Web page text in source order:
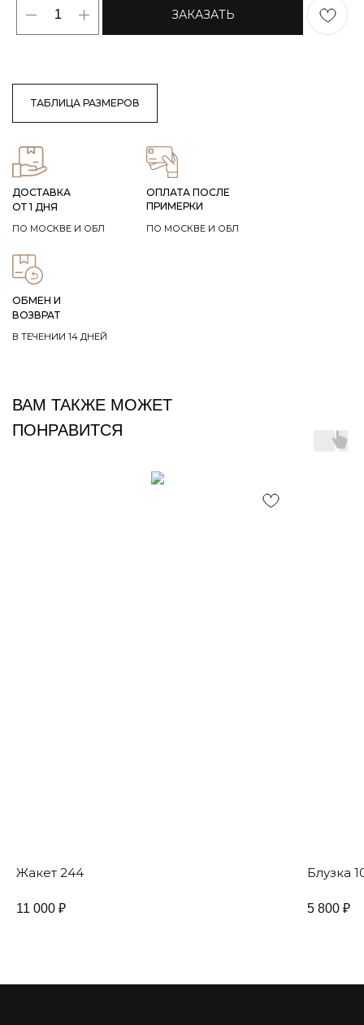
ЗАКАЗАТЬ
ОБМЕН И
ВОЗВРАТ
ТАБЛИЦА РАЗМЕРОВ
ОПЛАТА ПОСЛЕ
ПРИМЕРКИ
ДОСТАВКА
ОТ 1 ДНЯ
ПО МОСКВЕ И ОБЛ ПО МОСКВЕ И ОБЛ
В ТЕЧЕНИИ 14 ДНЕЙ
ВАМ ТАКЖЕ МОЖЕТ
ПОНРАВИТСЯ
Жакет 244
11 000 ₽
Блузка
5 800 ₽